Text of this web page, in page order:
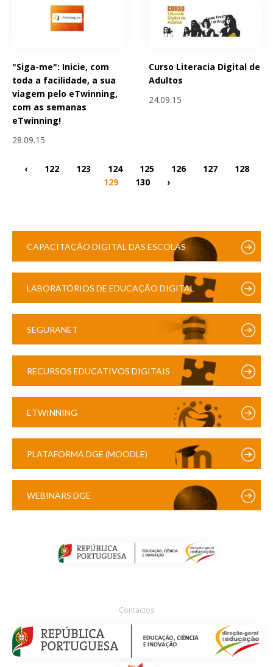
"Siga-me": Inicie, com
toda a facilidade, a sua
viagem pelo eTwinning,
com as semanas
eTwinning!
28.09.15
Curso Literacia Digital de
Adultos
24.09.15
‹ 122 123 124 125 126 127
128
129
130 ›
CAPACITAÇÃO DIGITAL DAS ESCOLAS
LABORATÓRIOS DE EDUCAÇÃO DIGITAL
SEGURANET
RECURSOS EDUCATIVOS DIGITAIS
ETWINNING
PLATAFORMA DGE (MOODLE)
WEBINARS DGE
Contactos